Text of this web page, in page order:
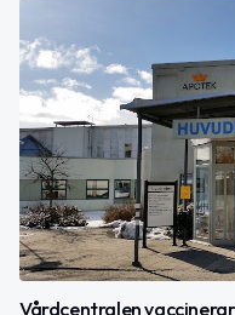
Vårdcentralen